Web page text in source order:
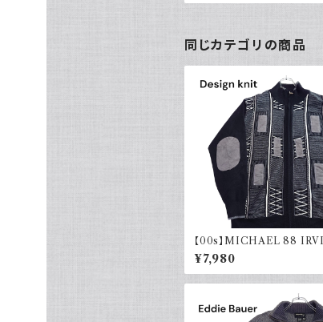
同じカテゴリの商品
【00s】MICHAEL 88
ザインニット ジップアップ エ
ーパッチ 古着 レトロ モード
ル
¥7,980